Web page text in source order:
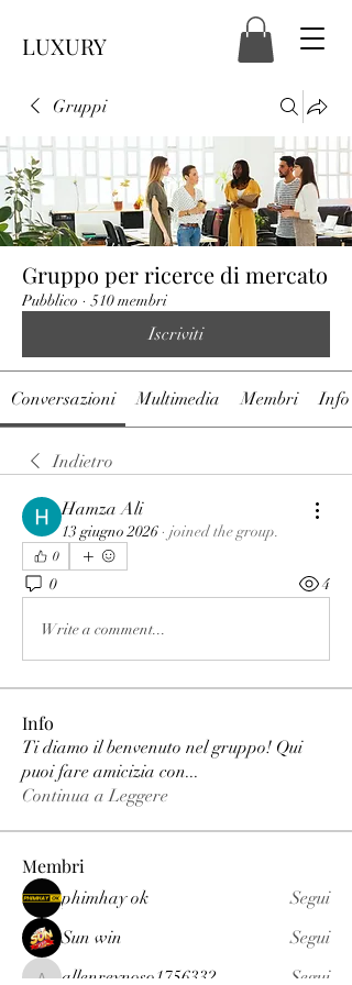
LUXURY
Gruppi
Gruppo per ricerce di mercato
Pubblico · 510 membri
Iscriviti
Conversazioni Multimedia Membri Info
Indietro
Hamza Ali
13 giugno 2026 · joined the group.
0
0 4
Write a comment...
Info
Ti diamo il benvenuto nel gruppo! Qui
puoi fare amicizia con...
Continua a Leggere
Membri
phimhay ok
Segui
Sun win
Segui
allenreynoso1756332 Segui